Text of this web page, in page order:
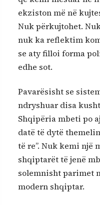
ekziston më në
Nuk përkujtohet.
nuk ka reflektim
se aty filloi forma
edhe sot.
Pavarësisht se
ndryshuar disa
Shqipëria mbeti po
datë të dytë
të re”. Nuk kemi një
shqiptarët të jenë
solemnisht parimet
modern shqiptar.